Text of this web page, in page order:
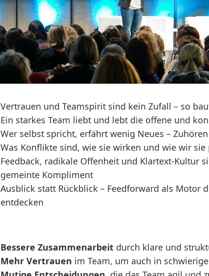
Vertrauen und Teamspirit sind kein Zufall – so
Ein starkes Team liebt und lebt die offene und
Wer selbst spricht, erfährt wenig Neues –
Was Konflikte sind, wie sie wirken und wie wir
Feedback, radikale Offenheit und Klartext-Kultur
gemeinte Kompliment
Ausblick statt Rückblick – Feedforward als Motor
entdecken
Bessere Zusammenarbeit durch klare und
Mehr Vertrauen im Team, um auch in